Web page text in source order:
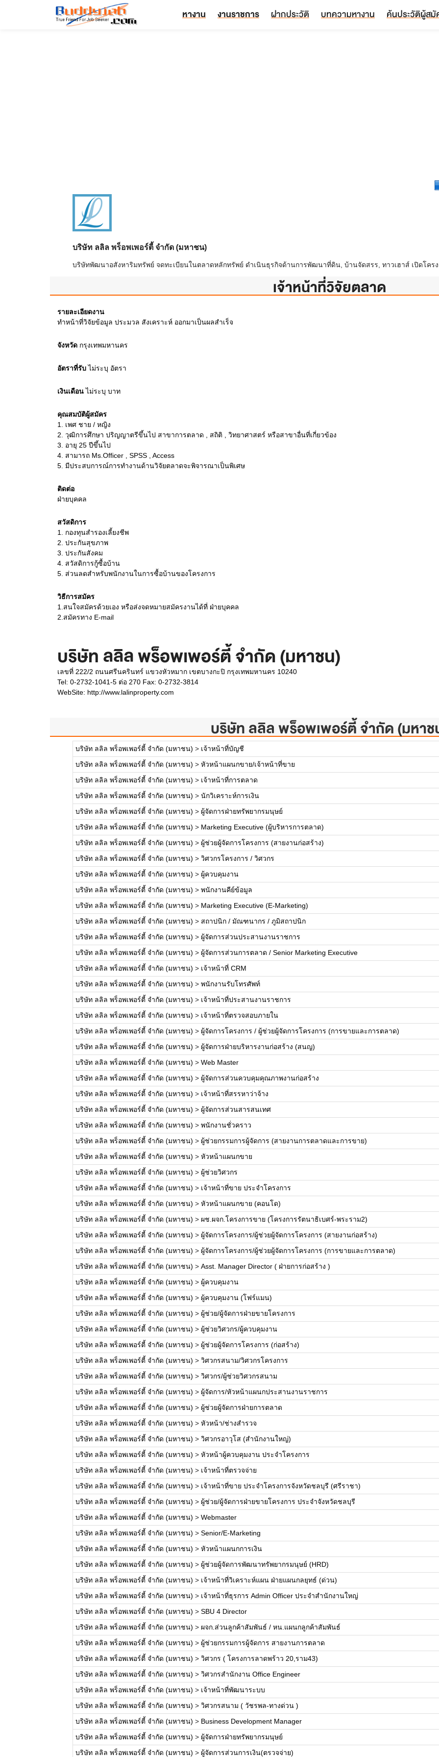
หางาน งานราชการ ฝากประวัติ บทความหางาน ค้นประวัติผู้สมั
บริษัท ลลิล พร็อพเพอร์ตี้ จำกัด (มหาชน)
บริษัทพัฒนาอสังหาริมทรัพย์ จดทะเบียนในตลาดหลักทรัพย์ ดำเนินธุรกิจด้านการพัฒนาที่ดิน, บ้านจัดสรร, ทาวเฮาส์ เปิดโครง
เจ้าหน้าที่วิจัยตลาด
รายละเอียดงาน
ทำหน้าที่วิจัยข้อมูล ประมวล สังเคราะห์ ออกมาเป็นผลสำเร็จ
จังหวัด กรุงเทพมหานคร
อัตราที่รับไม่ระบุ อัตรา
เงินเดือนไม่ระบุ บาท
คุณสมบัติผู้สมัคร
1.
เพศ ชาย / หญิง
2. วุฒิการศึกษา ปริญญาตรีขึ้นไป สาขาการตลาด , สถิติ , วิทยาศาสตร์ หรือสาขาอื่นที่เกี่ยวข้อง
3.
อายุ 25 ปีขึ้นไป
4. สามารถ Ms.Officer , SPSS , Access
5. มีประสบการณ์การทำงานด้านวิจัยตลาดจะพิจารณาเป็นพิเศษ
ติดต่อ
ฝ่ายบุคคล
สวัสดิการ
1. กองทุนสำรองเลี้ยงชีพ
2. ประกันสุขภาพ
3. ประกันสังคม
4. สวัสดิการกู้ซื้อบ้าน
5. ส่วนลดสำหรับพนักงานในการซื้อบ้านของโครงการ
วิธีการสมัคร
1.สนใจสมัครด้วยเอง หรือส่งจดหมายสมัครงานได้ที่ ฝ่ายบุคคล
2.สมัครทาง E-mail
บริษัท ลลิล พร็อพเพอร์ตี้ จำกัด (มหาชน)
เลขที่ 222/2 ถนนศรีนครินทร์ แขวงหัวหมาก เขตบางกะปิ กรุงเทพมหานคร 10240
Tel: 0-2732-1041-5 ต่อ 270 Fax: 0-2732-3814
WebSite: http://www.lalinproperty.com
บริษัท ลลิล พร็อพเพอร์ตี้ จำกัด (มหาช
บริษัท ลลิล พร็อพเพอร์ตี้ จำกัด (มหาชน) > เจ้าหน้าที่บัญชี
บริษัท ลลิล พร็อพเพอร์ตี้ จำกัด (มหาชน) > หัวหน้าแผนกขาย/เจ้าหน้าที่ขาย
บริษัท ลลิล พร็อพเพอร์ตี้ จำกัด (มหาชน) > เจ้าหน้าที่การตลาด
บริษัท ลลิล พร็อพเพอร์ตี้ จำกัด (มหาชน) > นักวิเคราะห์การเงิน
บริษัท ลลิล พร็อพเพอร์ตี้ จำกัด (มหาชน) > ผู้จัดการฝ่ายทรัพยากรมนุษย์
บริษัท ลลิล พร็อพเพอร์ตี้ จำกัด (มหาชน) > Marketing Executive (ผู้บริหารการตลาด)
บริษัท ลลิล พร็อพเพอร์ตี้ จำกัด (มหาชน) > ผู้ช่วยผู้จัดการโครงการ (สายงานก่อสร้าง)
บริษัท ลลิล พร็อพเพอร์ตี้ จำกัด (มหาชน) > วิศวกรโครงการ / วิศวกร
บริษัท ลลิล พร็อพเพอร์ตี้ จำกัด (มหาชน) > ผู้ควบคุมงาน
บริษัท ลลิล พร็อพเพอร์ตี้ จำกัด (มหาชน) > พนักงานคีย์ข้อมูล
บริษัท ลลิล พร็อพเพอร์ตี้ จำกัด (มหาชน) > Marketing Executive (E-Marketing)
บริษัท ลลิล พร็อพเพอร์ตี้ จำกัด (มหาชน) > สถาปนิก / มัณฑนากร / ภูมิสถาปนิก
บริษัท ลลิล พร็อพเพอร์ตี้ จำกัด (มหาชน) > ผู้จัดการส่วนประสานงานราชการ
บริษัท ลลิล พร็อพเพอร์ตี้ จำกัด (มหาชน) > ผู้จัดการส่วนการตลาด / Senior Marketing Executive
บริษัท ลลิล พร็อพเพอร์ตี้ จำกัด (มหาชน) > เจ้าหน้าที่ CRM
บริษัท ลลิล พร็อพเพอร์ตี้ จำกัด (มหาชน) > พนักงานรับโทรศัพท์
บริษัท ลลิล พร็อพเพอร์ตี้ จำกัด (มหาชน) > เจ้าหน้าที่ประสานงานราชการ
บริษัท ลลิล พร็อพเพอร์ตี้ จำกัด (มหาชน) > เจ้าหน้าที่ตรวจสอบภายใน
บริษัท ลลิล พร็อพเพอร์ตี้ จำกัด (มหาชน) > ผู้จัดการโครงการ / ผู้ช่วยผู้จัดการโครงการ (การขายและการตลาด)
บริษัท ลลิล พร็อพเพอร์ตี้ จำกัด (มหาชน) > ผู้จัดการฝ่ายบริหารงานก่อสร้าง (สนญ)
บริษัท ลลิล พร็อพเพอร์ตี้ จำกัด (มหาชน) > Web Master
บริษัท ลลิล พร็อพเพอร์ตี้ จำกัด (มหาชน) > ผู้จัดการส่วนควบคุมคุณภาพงานก่อสร้าง
บริษัท ลลิล พร็อพเพอร์ตี้ จำกัด (มหาชน) > เจ้าหน้าที่สรรหาว่าจ้าง
บริษัท ลลิล พร็อพเพอร์ตี้ จำกัด (มหาชน) > ผู้จัดการส่วนสารสนเทศ
บริษัท ลลิล พร็อพเพอร์ตี้ จำกัด (มหาชน) > พนักงานชั่วคราว
บริษัท ลลิล พร็อพเพอร์ตี้ จำกัด (มหาชน) > ผู้ช่วยกรรมการผู้จัดการ (สายงานการตลาดและการขาย)
บริษัท ลลิล พร็อพเพอร์ตี้ จำกัด (มหาชน) > หัวหน้าแผนกขาย
บริษัท ลลิล พร็อพเพอร์ตี้ จำกัด (มหาชน) > ผู้ช่วยวิศวกร
บริษัท ลลิล พร็อพเพอร์ตี้ จำกัด (มหาชน) > เจ้าหน้าที่ขาย ประจำโครงการ
บริษัท ลลิล พร็อพเพอร์ตี้ จำกัด (มหาชน) > หัวหน้าแผนกขาย (คอนโด)
บริษัท ลลิล พร็อพเพอร์ตี้ จำกัด (มหาชน) > ผช.ผจก.โครงการขาย (โครงการรัตนาธิเบศร์-พระราม2)
บริษัท ลลิล พร็อพเพอร์ตี้ จำกัด (มหาชน) > ผู้จัดการโครงการ/ผู้ช่วยผู้จัดการโครงการ (สายงานก่อสร้าง)
บริษัท ลลิล พร็อพเพอร์ตี้ จำกัด (มหาชน) > ผู้จัดการโครงการ/ผู้ช่วยผู้จัดการโครงการ (การขายและการตลาด)
บริษัท ลลิล พร็อพเพอร์ตี้ จำกัด (มหาชน) > Asst. Manager Director ( ฝ่ายการก่อสร้าง )
บริษัท ลลิล พร็อพเพอร์ตี้ จำกัด (มหาชน) > ผู้ควบคุมงาน
บริษัท ลลิล พร็อพเพอร์ตี้ จำกัด (มหาชน) > ผู้ควบคุมงาน (โฟร์แมน)
บริษัท ลลิล พร็อพเพอร์ตี้ จำกัด (มหาชน) > ผู้ช่วย/ผู้จัดการฝ่ายขายโครงการ
บริษัท ลลิล พร็อพเพอร์ตี้ จำกัด (มหาชน) > ผู้ช่วยวิศวกร/ผู้ควบคุมงาน
บริษัท ลลิล พร็อพเพอร์ตี้ จำกัด (มหาชน) > ผู้ช่วยผู้จัดการโครงการ (ก่อสร้าง)
บริษัท ลลิล พร็อพเพอร์ตี้ จำกัด (มหาชน) > วิศวกรสนาม/วิศวกรโครงการ
บริษัท ลลิล พร็อพเพอร์ตี้ จำกัด (มหาชน) > วิศวกร/ผู้ช่วยวิศวกรสนาม
บริษัท ลลิล พร็อพเพอร์ตี้ จำกัด (มหาชน) > ผู้จัดการ/หัวหน้าแผนกประสานงานราชการ
บริษัท ลลิล พร็อพเพอร์ตี้ จำกัด (มหาชน) > ผู้ช่วยผู้จัดการฝ่ายการตลาด
บริษัท ลลิล พร็อพเพอร์ตี้ จำกัด (มหาชน) > หัวหน้า/ช่างสำรวจ
บริษัท ลลิล พร็อพเพอร์ตี้ จำกัด (มหาชน) > วิศวกรอาวุโส (สำนักงานใหญ่)
บริษัท ลลิล พร็อพเพอร์ตี้ จำกัด (มหาชน) > หัวหน้าผู้ควบคุมงาน ประจำโครงการ
บริษัท ลลิล พร็อพเพอร์ตี้ จำกัด (มหาชน) > เจ้าหน้าที่ตรวจจ่าย
บริษัท ลลิล พร็อพเพอร์ตี้ จำกัด (มหาชน) > เจ้าหน้าที่ขาย ประจำโครงการจังหวัดชลบุรี (ศรีราชา)
บริษัท ลลิล พร็อพเพอร์ตี้ จำกัด (มหาชน) > ผู้ช่วย/ผู้จัดการฝ่ายขายโครงการ ประจำจังหวัดชลบุรี
บริษัท ลลิล พร็อพเพอร์ตี้ จำกัด (มหาชน) > Webmaster
บริษัท ลลิล พร็อพเพอร์ตี้ จำกัด (มหาชน) > Senior/E-Marketing
บริษัท ลลิล พร็อพเพอร์ตี้ จำกัด (มหาชน) > หัวหน้าแผนกการเงิน
บริษัท ลลิล พร็อพเพอร์ตี้ จำกัด (มหาชน) > ผู้ช่วยผู้จัดการพัฒนาทรัพยากรมนุษย์ (HRD)
บริษัท ลลิล พร็อพเพอร์ตี้ จำกัด (มหาชน) > เจ้าหน้าที่วิเคราะห์แผน ฝ่ายแผนกลยุทธ์ (ด่วน)
บริษัท ลลิล พร็อพเพอร์ตี้ จำกัด (มหาชน) > เจ้าหน้าที่ธุรการ Admin Officer ประจำสำนักงานใหญ่
บริษัท ลลิล พร็อพเพอร์ตี้ จำกัด (มหาชน) > SBU 4 Director
บริษัท ลลิล พร็อพเพอร์ตี้ จำกัด (มหาชน) > ผจก.ส่วนลูกค้าสัมพันธ์ / หน.แผนกลูกค้าสัมพันธ์
บริษัท ลลิล พร็อพเพอร์ตี้ จำกัด (มหาชน) > ผู้ช่วยกรรมการผู้จัดการ สายงานการตลาด
บริษัท ลลิล พร็อพเพอร์ตี้ จำกัด (มหาชน) > วิศวกร ( โครงการลาดพร้าว 20,ราม43)
บริษัท ลลิล พร็อพเพอร์ตี้ จำกัด (มหาชน) > วิศวกรสำนักงาน Office Engineer
บริษัท ลลิล พร็อพเพอร์ตี้ จำกัด (มหาชน) > เจ้าหน้าที่พัฒนาระบบ
บริษัท ลลิล พร็อพเพอร์ตี้ จำกัด (มหาชน) > วิศวกรสนาม ( วัชรพล-ทางด่วน )
บริษัท ลลิล พร็อพเพอร์ตี้ จำกัด (มหาชน) > Business Development Manager
บริษัท ลลิล พร็อพเพอร์ตี้ จำกัด (มหาชน) > ผู้จัดการฝ่ายทรัพยากรมนุษย์
บริษัท ลลิล พร็อพเพอร์ตี้ จำกัด (มหาชน) > ผู้จัดการส่วนการเงิน(ตรวจจ่าย)